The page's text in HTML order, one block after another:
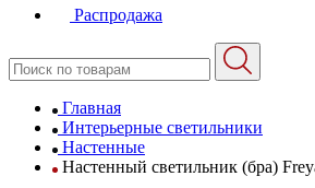
Распродажа
Главная
Интерьерные светильники
Настенные
Настенный светильник (бра)